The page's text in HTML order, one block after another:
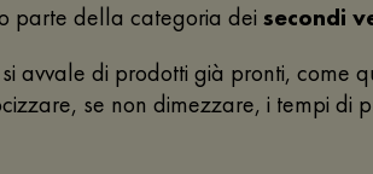
parte della categoria dei secondi
si avvale di prodotti già pronti, come
se non dimezzare, i tempi